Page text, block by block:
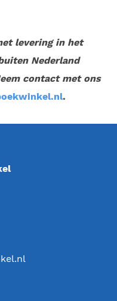
levering in het
Nederland
contact met ons
.